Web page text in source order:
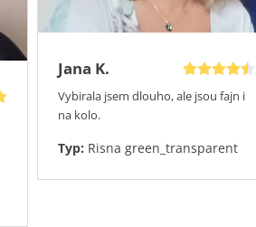
Jana K.
Vybirala jsem dlouho, ale jsou fajn i
na kolo.
Typ: Risna green_transparent